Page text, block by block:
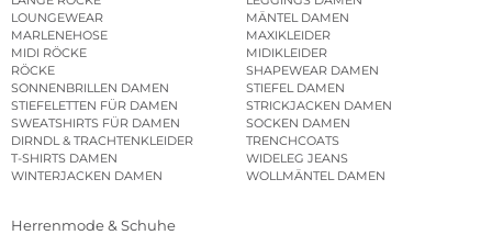
LOUNGEWEAR
MÄNTEL DAMEN
MARLENEHOSE
MAXIKLEIDER
MIDI RÖCKE
MIDIKLEIDER
RÖCKE
SHAPEWEAR DAMEN
SONNENBRILLEN DAMEN
STIEFEL DAMEN
STIEFELETTEN FÜR DAMEN
STRICKJACKEN DAMEN
SWEATSHIRTS FÜR DAMEN
SOCKEN DAMEN
DIRNDL & TRACHTENKLEIDER
TRENCHCOATS
T-SHIRTS DAMEN
WIDELEG JEANS
WINTERJACKEN DAMEN
WOLLMÄNTEL DAMEN
Herrenmode & Schuhe